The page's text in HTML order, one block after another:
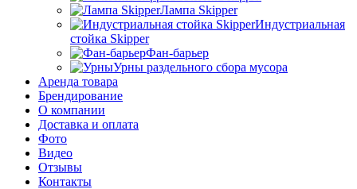
Лампа Skipper
Индустриальная
стойка Skipper
Фан-барьер
Урны раздельного сбора мусора
Аренда товара
Брендирование
О компании
Доставка и оплата
Фото
Видео
Отзывы
Контакты